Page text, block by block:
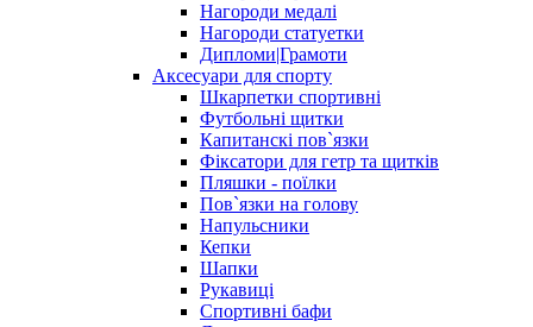
Нагороди медалі
Нагороди статуетки
Дипломи|Грамоти
Аксесуари для спорту
Шкарпетки спортивні
Футбольні щитки
Капитанскі пов`язки
Фіксатори для гетр та щитків
Пляшки - поїлки
Пов`язки на голову
Напульсники
Кепки
Шапки
Рукавиці
Спортивні бафи